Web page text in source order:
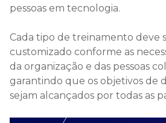
pessoas em tecnologia.
Cada tipo de treinamento deve
customizado conforme as
da organização e das pessoas
garantindo que os objetivos de
sejam alcançados por todas as